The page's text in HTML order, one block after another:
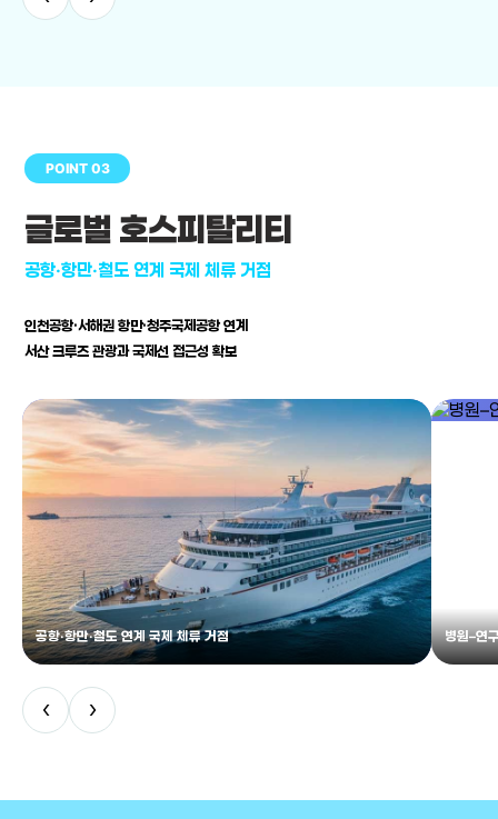
POINT 03
글로벌 호스피탈리티
공항·항만·철도 연계 국제 체류 거점
인천공항·서해권 항만·청주국제공항 연계
서산 크루즈 관광과 국제선 접근성 확보
공항·항만·철도 연계 국제 체류 거점 병원–연
‹ ›